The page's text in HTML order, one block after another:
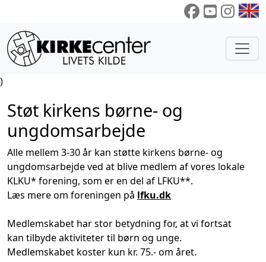
)
Støt kirkens børne- og
ungdomsarbejde
Alle mellem 3-30 år kan støtte kirkens børne- og
ungdomsarbejde ved at blive medlem af vores lokale
KLKU* forening, som er en del af LFKU**.
Læs mere om foreningen på lfku.dk
Medlemskabet har stor betydning for, at vi fortsat
kan tilbyde aktiviteter til børn og unge.
Medlemskabet koster kun kr. 75.- om året.